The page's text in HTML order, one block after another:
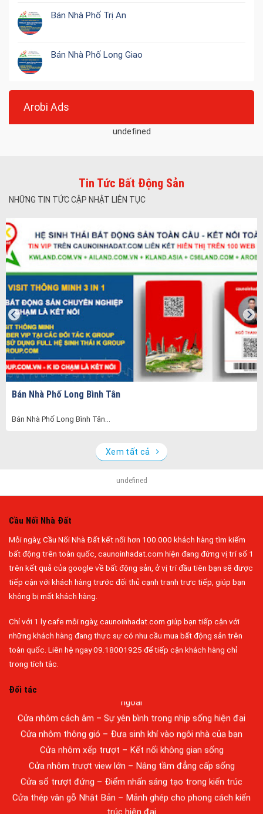
Bán Nhà Phố Trị An
Bán Nhà Phố Long Giao
Arobi Ads
undefined
Tin Tức Bất Động Sản
NHỮNG TIN TỨC CẬP NHẬT LIÊN TỤC
Bán Nhà Phố Long Bình Tân
Bán Nhà Phố Long Bình Tân...
Xem tất cả
undefined
Cầu Nối Nhà Đất
Mỗi ngày, Cầu Nối Nhà Đất kết nối hơn 100.000 khách hàng tìm kiếm
bất động trên toàn quốc, caunoinhadat.com hiện đang đứng vị trí số 1
trên kết quả của google về bất động sản, ở vị trí đầu tiên bạn sẽ được
tiếp cận với khách hàng trước đối thủ cạnh tranh trực tiếp, giúp bạn
không bị mất khách hàng.
Chỉ với 1 ly cafe mỗi ngày, caunoinhadat.com giúp bạn tiếp cận với
những khách hàng đang thực sự có nhu cầu mua bất động sản trên
toàn quốc. Liên hệ ngay 09.18001925 để tiếp cận khách hàng chỉ
trong tích tắc.
Đối tác
Đa dạng màu sắc cửa nhôm – Tối ưu màu sắc Kiến Trúc
Cửa nhôm chống gió mưa – Hiên ngang giữa thời tiết khắc
Cửa nhôm cách âm – Sự yên bình trong nhịp sống hiện đại
Cửa nhôm thông gió – Đưa sinh khí vào ngôi nhà của bạn
Cửa nhôm xếp trượt – Kết nối không gian sống
Cửa nhôm trượt view lớn – Nâng tầm đẳng cấp sống
Cửa sổ trượt đứng – Điểm nhấn sáng tạo trong kiến trúc
Cửa thép vân gỗ Nhật Bản – Mảnh ghép cho phong cách kiến
trúc hiện đại